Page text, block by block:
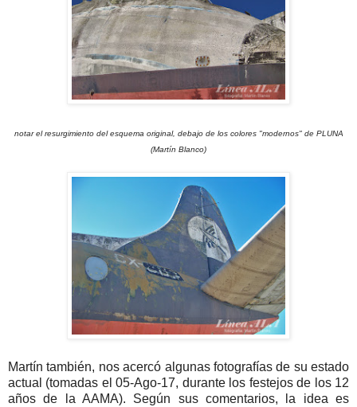
notar el resurgimiento del esquema original, debajo de los colores "modernos" de PLUNA
(Martín Blanco)
Martín también, nos acercó algunas fotografías de su estado
actual (tomadas el 05-Ago-17, durante los festejos de los 12
años de la AAMA). Según sus comentarios, la idea es